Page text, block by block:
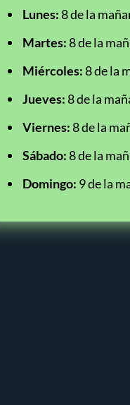
Lunes:8 de la
Martes:8 de la
Miércoles:8 de la
Jueves:8 de la
Viernes:8 de la
Sábado:8 de la
Domingo: 9 de la